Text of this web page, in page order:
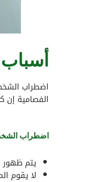
اضطراب
الفصامية إن
اضطراب
يتم ظهور
لا يقوم